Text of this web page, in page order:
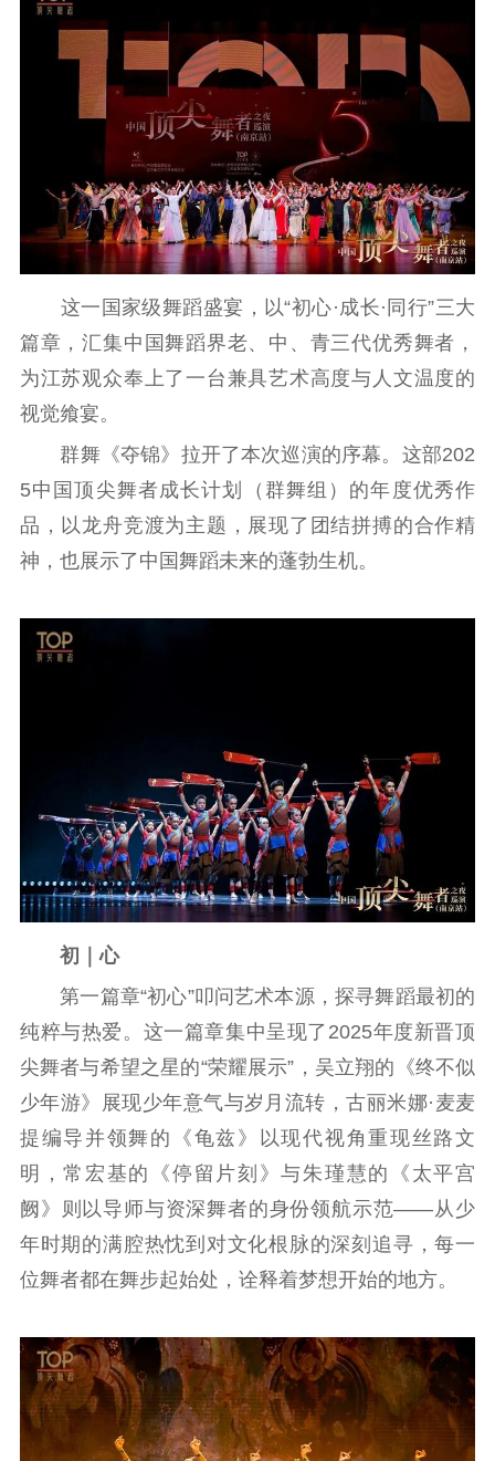
首页
江苏要闻
公示公告
通知公告 信息公开制度
信息公开指南
信息公开年度报
告
政策法规
理论武装
理论学习 宣传宣讲 研究阐释
社科强省
对外宣传
新闻发布
记者之家
品牌栏目
文化文艺
精品生产 文化惠民
文化传承
文化交流
紫金文化艺术节
品牌活动 紫艺舞台
精神文明
先进典型
社会宣传
思想政治教育 爱国主义教育
全民国防教育
红色资源保护利
用
新闻出版
精品出版 全民阅读
出版监管
扫黄打非
这一国家级舞蹈盛宴，以“初心·成长·同行”三大
篇章，汇集中国舞蹈界老、中、青三代优秀舞者，
为江苏观众奉上了一台兼具艺术高度与人文温度的
视觉飨宴。
群舞《夺锦》拉开了本次巡演的序幕。这部202
5中国顶尖舞者成长计划（群舞组）的年度优秀作
品，以龙舟竞渡为主题，展现了团结拼搏的合作精
神，也展示了中国舞蹈未来的蓬勃生机。
初｜心
第一篇章“初心”叩问艺术本源，探寻舞蹈最初的
纯粹与热爱。这一篇章集中呈现了2025年度新晋顶
尖舞者与希望之星的“荣耀展示”，吴立翔的《终不似
少年游》展现少年意气与岁月流转，古丽米娜·麦麦
提编导并领舞的《龟兹》以现代视角重现丝路文
明，常宏基的《停留片刻》与朱瑾慧的《太平宫
阙》则以导师与资深舞者的身份领航示范——从少
年时期的满腔热忱到对文化根脉的深刻追寻，每一
位舞者都在舞步起始处，诠释着梦想开始的地方。